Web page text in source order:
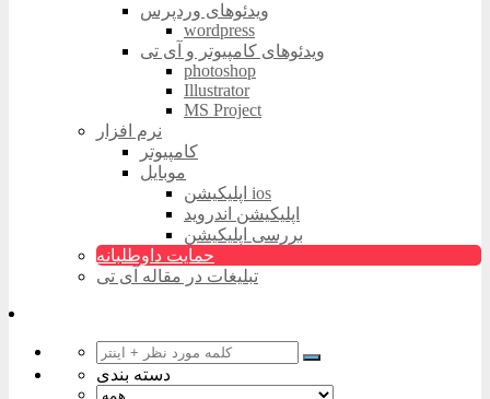
ویدئوهای وردپرس
wordpress
ویدئوهای کامپیوتر و آی تی
photoshop
Illustrator
MS Project
نرم افزار
کامپیوتر
موبایل
اپلیکیشن ios
اپلیکیشن اندروید
بررسی اپلیکیشن
حمایت داوطلبانه
تبلیغات در مقاله آی تی
دسته بندی